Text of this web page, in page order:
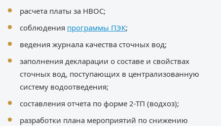
расчета платы за НВОС;
соблюдения программы ПЭК;
ведения журнала качества сточных вод;
заполнения декларации о составе и свойствах
сточных вод, поступающих в централизованную
систему водоотведения;
составления отчета по форме 2-ТП (водхоз);
разработки плана мероприятий по снижению